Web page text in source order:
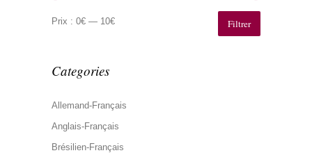
min
max
Filtrer
Prix : 0€ — 10€
Categories
Allemand-Français
Anglais-Français
Brésilien-Français